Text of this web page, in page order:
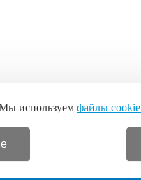
используем файлы